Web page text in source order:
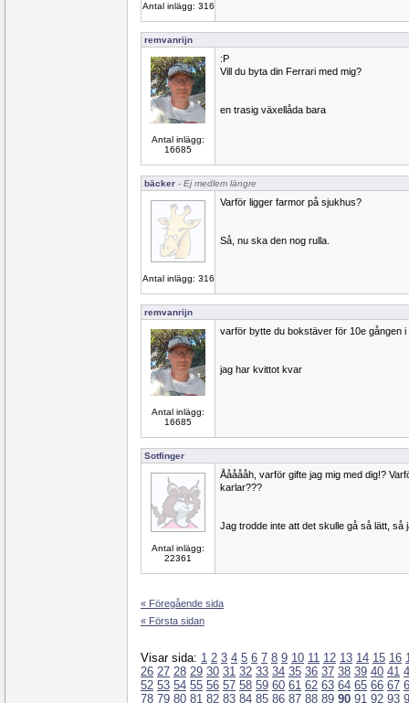
Antal inlägg: 316
remvanrijn
Antal inlägg:
16685
:P
Vill du byta din Ferrari med mig?
en trasig växellåda bara
bäcker - Ej medlem längre
Antal inlägg: 316
Varför ligger farmor på sjukhus?
Så, nu ska den nog rulla.
remvanrijn
Antal inlägg:
16685
varför bytte du bokstäver för 10e gången i
jag har kvittot kvar
Sotfinger
Antal inlägg:
22361
Åååååh, varför gifte jag mig med dig!?
karlar???
Jag trodde inte att det skulle gå så lätt, så
« Föregående sida
« Första sidan
Visar sida: 1 2 3 4 5 6 7 8 9 10 11 12 13 14 15 16
26 27 28 29 30 31 32 33 34 35 36 37 38 39 40 41
52 53 54 55 56 57 58 59 60 61 62 63 64 65 66 67
78 79 80 81 82 83 84 85 86 87 88 89 90 91 92 93